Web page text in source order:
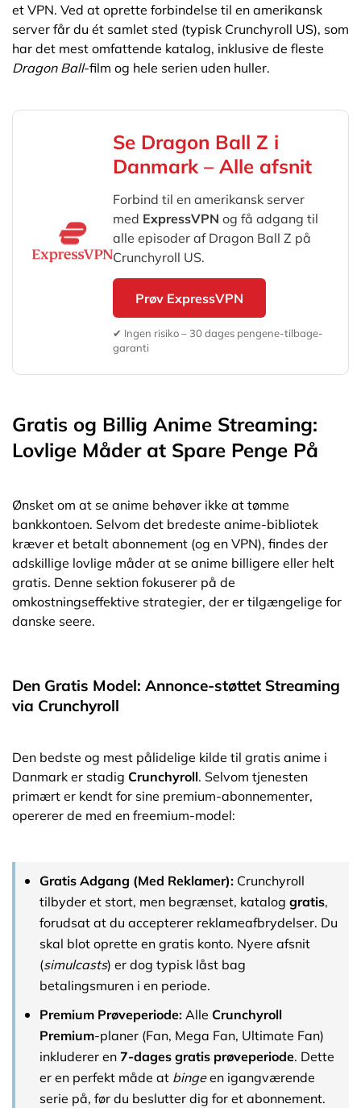
et VPN. Ved at oprette forbindelse til en amerikansk
server får du ét samlet sted (typisk Crunchyroll US), som
har det mest omfattende katalog, inklusive de fleste
Dragon Ball-film og hele serien uden huller.
Se Dragon Ball Z i
Danmark – Alle afsnit
Forbind til en amerikansk server
med ExpressVPN og få adgang til
alle episoder af Dragon Ball Z på
Crunchyroll US.
Prøv ExpressVPN
✔ Ingen risiko – 30 dages pengene-tilbage-
garanti
Gratis og Billig Anime Streaming:
Lovlige Måder at Spare Penge På
Ønsket om at se anime behøver ikke at tømme
bankkontoen. Selvom det bredeste anime-bibliotek
kræver et betalt abonnement (og en VPN), findes der
adskillige lovlige måder at se anime billigere eller helt
gratis. Denne sektion fokuserer på de
omkostningseffektive strategier, der er tilgængelige for
danske seere.
Den Gratis Model: Annonce-støttet Streaming
via Crunchyroll
Den bedste og mest pålidelige kilde til gratis anime i
Danmark er stadig Crunchyroll. Selvom tjenesten
primært er kendt for sine premium-abonnementer,
opererer de med en freemium-model:
Gratis Adgang (Med Reklamer): Crunchyroll
tilbyder et stort, men begrænset, katalog gratis,
forudsat at du accepterer reklameafbrydelser. Du
skal blot oprette en gratis konto. Nyere afsnit
(simulcasts) er dog typisk låst bag
betalingsmuren i en periode.
Premium Prøveperiode:Alle Crunchyroll
Premium-planer (Fan, Mega Fan, Ultimate Fan)
inkluderer en7-dages gratis prøveperiode. Dette
er en perfekt måde at bingeen igangværende
serie på, før du beslutter dig for et abonnement.